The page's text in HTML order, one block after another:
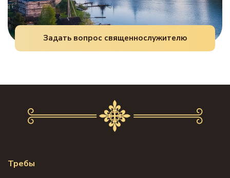
Задать вопрос священнослужителю
Требы